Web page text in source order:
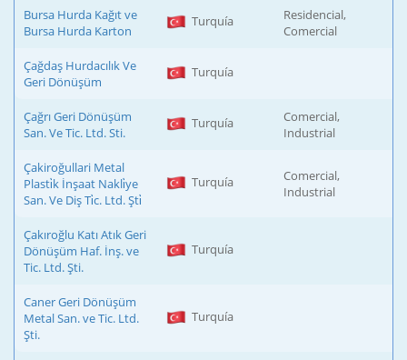
Bursa Hurda Kağıt ve
Bursa Hurda Karton
Turquía
Residencial,
Comercial
Çağdaş Hurdacılık Ve
Geri Dönüşüm
Turquía
Çağrı Geri Dönüşüm
San. Ve Tic. Ltd. Sti.
Turquía
Comercial,
Industrial
Çakiroğullari Metal
Plasti̇k İnşaat Nakli̇ye
San. Ve Diş Ti̇c. Ltd. Şti̇
Turquía
Comercial,
Industrial
Çakıroğlu Katı Atık Geri
Dönüşüm Haf. İnş. ve
Tic. Ltd. Şti.
Turquía
Caner Geri Dönüşüm
Metal San. ve Tic. Ltd.
Şti.
Turquía